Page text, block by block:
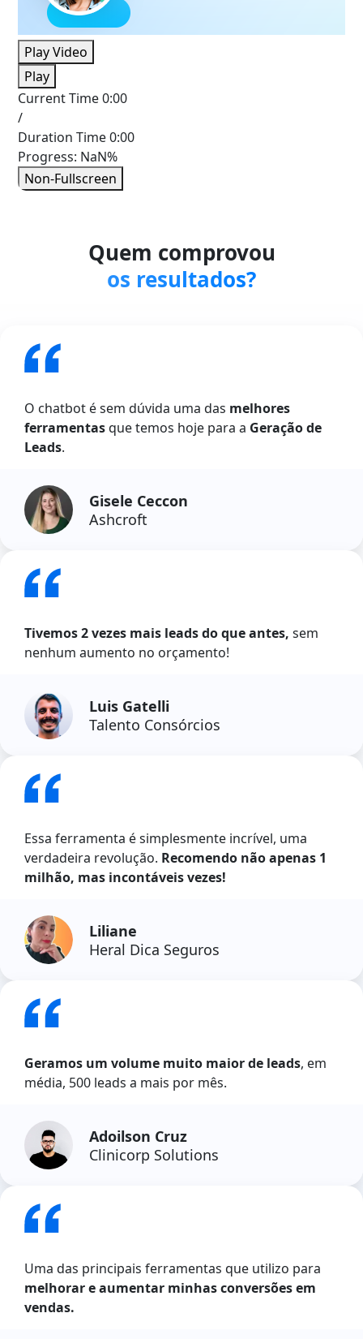
Play Video
Play
Current Time0:00
/
Duration Time0:00
Progress: NaN%
Non-Fullscreen
Quem comprovou
os resultados?
O chatbot é sem dúvida uma das melhores
ferramentasque temos hoje para a Geração de
Leads.
Gisele Ceccon
Ashcroft
Tivemos 2 vezes mais leads do que antes, sem
nenhum aumento no orçamento!
Luis Gatelli
Talento Consórcios
Essa ferramenta é simplesmente incrível, uma
verdadeira revolução. Recomendo não apenas 1
milhão, mas incontáveis vezes!
Liliane
Heral Dica Seguros
Geramos um volume muito maior de leads, em
média, 500 leads a mais por mês.
Adoilson Cruz
Clinicorp Solutions
Uma das principais ferramentas que utilizo para
melhorar e aumentar minhas conversões em
vendas.